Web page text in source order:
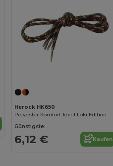
Herock HK650
Polyester Komfort Textil Loki Edition
Günstigste:
6,12 € Kaufen